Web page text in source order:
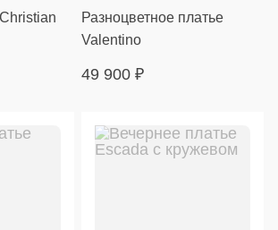
Разноцветное платье
Valentino
49 900 ₽